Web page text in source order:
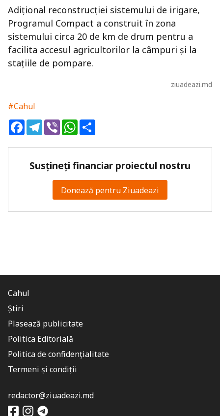
Adițional reconstrucției sistemului de irigare,
Programul Compact a construit în zona
sistemului circa 20 de km de drum pentru a
facilita accesul agricultorilor la câmpuri și la
stațiile de pompare.
ziuadeazi.md
#Cahul
FacebookTelegram
ViberWhatsApp
Susțineți financiar proiectul nostru
Donează pentru Ziuadeazi
Cahul
Știri
Plasează publicitate
Politica Editorială
Politica de confidențialitate
Termeni și condiții
redactor@ziuadeazi.md